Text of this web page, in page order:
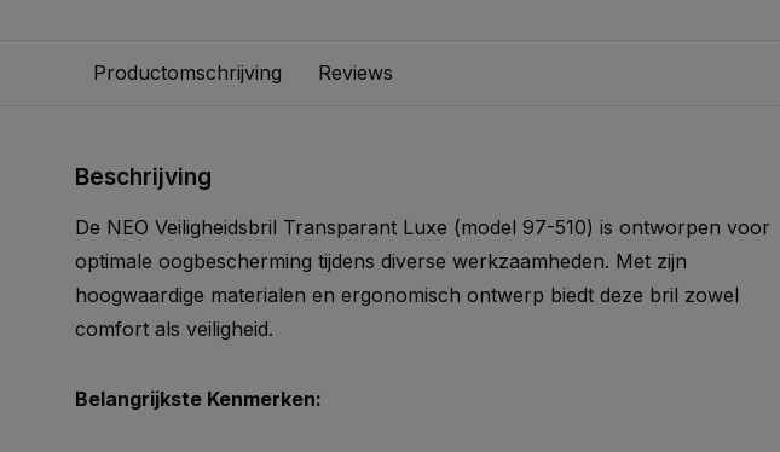
Productomschrijving Reviews
Beschrijving
De NEO Veiligheidsbril Transparant Luxe (model 97-510) is ontworpen voor
optimale oogbescherming tijdens diverse werkzaamheden. Met zijn
hoogwaardige materialen en ergonomisch ontwerp biedt deze bril zowel
comfort als veiligheid.
Belangrijkste Kenmerken: